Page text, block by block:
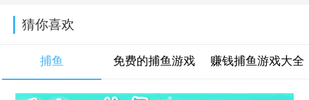
猜你喜欢
捕鱼 免费的捕鱼游戏 赚钱捕鱼游戏大全